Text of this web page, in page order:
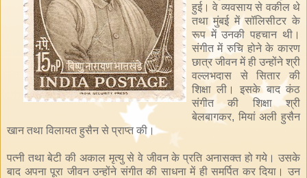
हुई। वे व्यवसाय से वकील थे
तथा मुंबई में सॉलिसीटर के
रूप में उनकी पहचान थी।
संगीत में रुचि होने के कारण
छात्र जीवन में ही उन्होंने श्री
वल्लभदास से सितार की
शिक्षा ली। इसके बाद कंठ
संगीत की शिक्षा श्री
बेलबागकर, मियां अली हुसैन
खान तथा विलायत हुसैन से प्राप्त की।
पत्नी तथा बेटी की अकाल मृत्यु से वे जीवन के प्रति अनासक्त हो गये। उसके
बाद अपना पूरा जीवन उन्होंने संगीत की साधना में ही समर्पित कर दिया। उन